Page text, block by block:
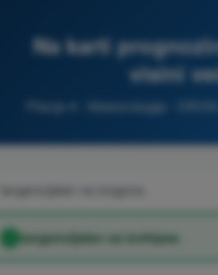
Na karti
visini
Pitanje 4 - Meteorologija -
tangencijalan na izogone.
tangencijalan na izohipse.